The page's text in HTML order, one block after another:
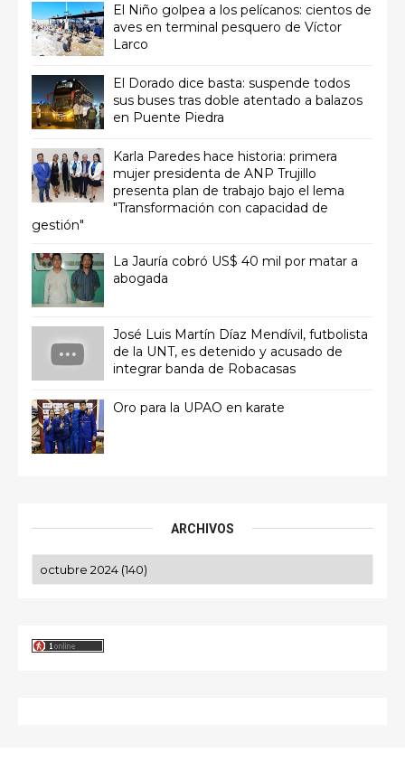
El Niño golpea a los pelícanos: cientos de
aves en terminal pesquero de Víctor
Larco
El Dorado dice basta: suspende todos
sus buses tras doble atentado a balazos
en Puente Piedra
Karla Paredes hace historia: primera
mujer presidenta de ANP Trujillo
presenta plan de trabajo bajo el lema
"Transformación con capacidad de
gestión"
La Jauría cobró US$ 40 mil por matar a
abogada
José Luis Martín Díaz Mendívil, futbolista
de la UNT, es detenido y acusado de
integrar banda de Robacasas
Oro para la UPAO en karate
ARCHIVOS